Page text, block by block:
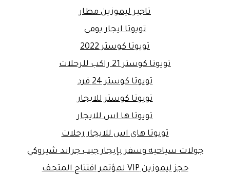
تاجير ليموزين مطار
تويوتا ايجار يومي
تويوتا كوستر 2022
تويوتا كوستر 21 راكب للرحلات
تويوتا كوستر 24 فرد
تويوتا كوستر للايجار
تويوتا ها اس للايجار
تويوتا هاى اس للايجار رحلات
جولات سياحيه وسفر بإيجار جيب جراند شيروكي
حجز ليموزين VIP لمؤتمر افتتاح المتحف